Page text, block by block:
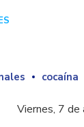
cocaína
Viernes, 7